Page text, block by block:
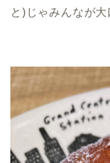
と)じゃみんなが大